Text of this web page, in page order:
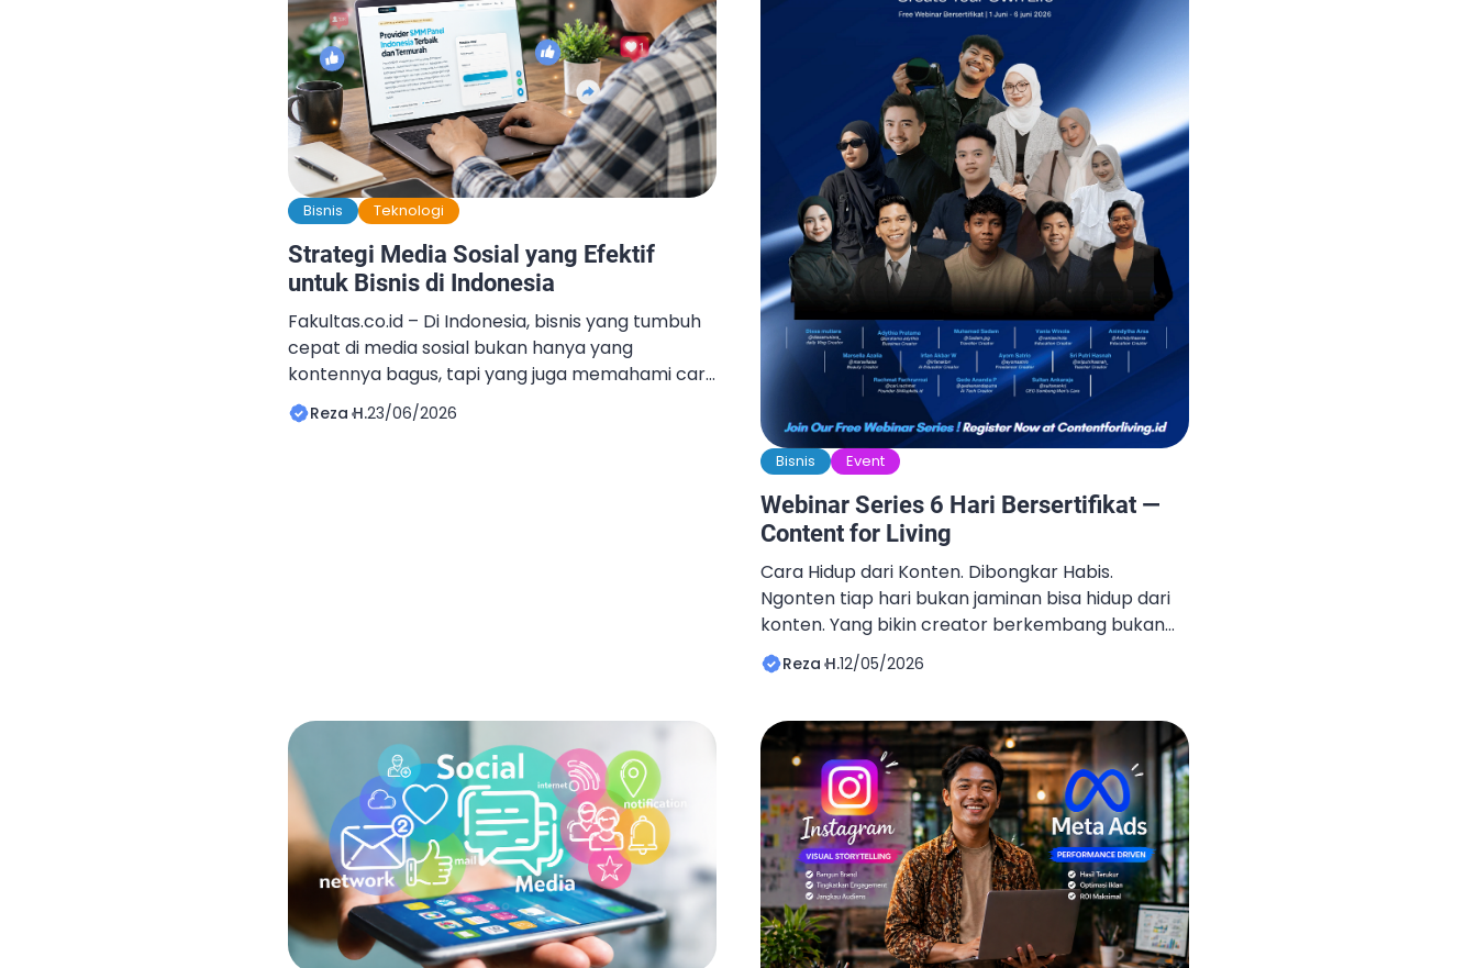
Bisnis Teknologi
Strategi Media Sosial yang Efektif
untuk Bisnis di Indonesia
Fakultas.co.id – Di Indonesia, bisnis yang tumbuh
cepat di media sosial bukan hanya yang
kontennya bagus, tapi yang juga memahami cara
kerja algoritma dan tahu kapan harus
menggunakan layanan pendukung untuk
Reza H.23/06/2026
Bisnis Event
Webinar Series 6 Hari Bersertifikat —
Content for Living
Cara Hidup dari Konten. Dibongkar Habis.
Ngonten tiap hari bukan jaminan bisa hidup dari
konten. Yang bikin creator berkembang bukan
cuma konsisten upload tapi paham cara
membangun sistem monetisasi yang benar.
stuck, mungkin ada hal yang belum kebangun di
balik kontennya. Selama 6 hari penuh, Content
For […]
Reza H.12/05/2026